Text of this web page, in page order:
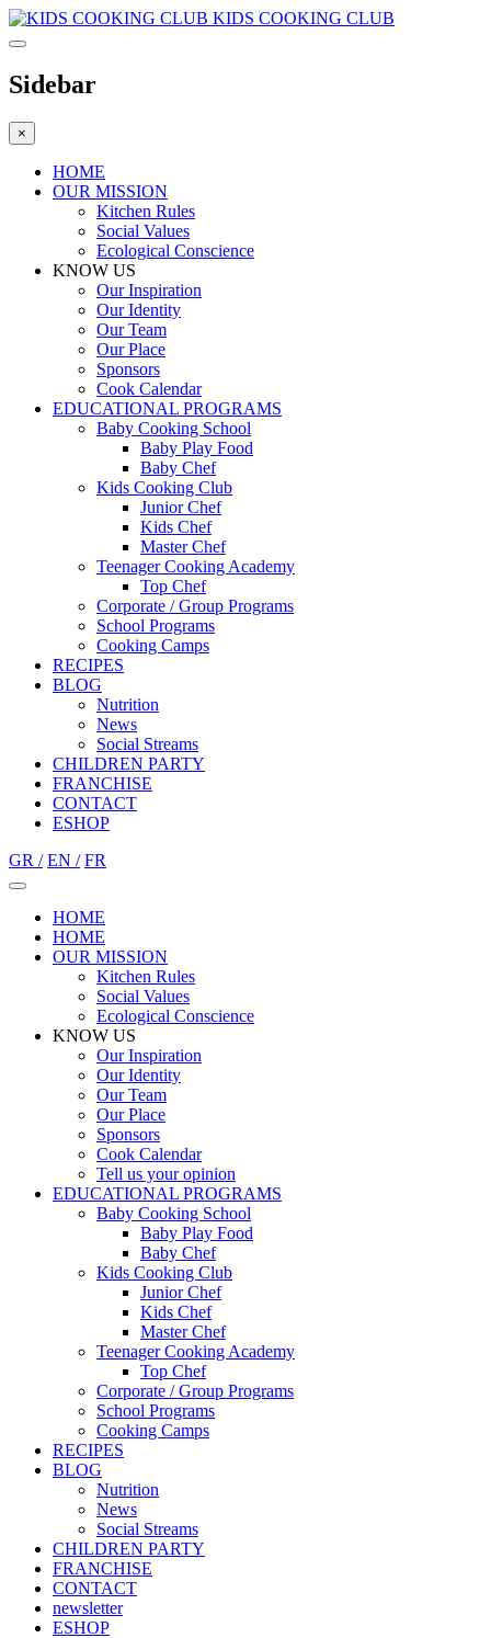
KIDS COOKING CLUB
Sidebar
×
HOME
OUR MISSION
Kitchen Rules
Social Values
Ecological Conscience
KNOW US
Οur Inspiration
Our Identity
Our Team
Our Place
Sponsors
Cook Calendar
EDUCATIONAL PROGRAMS
Baby Cooking School
Baby Play Food
Baby Chef
Kids Cooking Club
Junior Chef
Kids Chef
Master Chef
Teenager Cooking Academy
Top Chef
Corporate / Group Programs
School Programs
Cooking Camps
RECIPES
BLOG
Nutrition
Νews
Social Streams
CHILDREN PARTY
FRANCHISE
CONTACT
ESHOP
GR / EN / FR
HOME
HOME
OUR MISSION
Kitchen Rules
Social Values
Ecological Conscience
KNOW US
Οur Inspiration
Our Identity
Our Team
Our Place
Sponsors
Cook Calendar
Tell us your opinion
EDUCATIONAL PROGRAMS
Baby Cooking School
Baby Play Food
Baby Chef
Kids Cooking Club
Junior Chef
Kids Chef
Master Chef
Teenager Cooking Academy
Top Chef
Corporate / Group Programs
School Programs
Cooking Camps
RECIPES
BLOG
Nutrition
Νews
Social Streams
CHILDREN PARTY
FRANCHISE
CONTACT
newsletter
ESHOP